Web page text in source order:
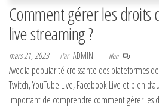
Comment gérer les droits
live streaming ?
mars 21, 2023 Par ADMIN Non
Avec la popularité croissante des plateformes
Twitch, YouTube Live, Facebook Live et bien
important de comprendre comment gérer les